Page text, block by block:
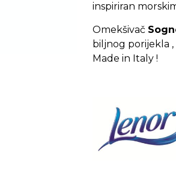
inspiriran
Omekšivač
biljnog porijekla ,
Made in Italy !